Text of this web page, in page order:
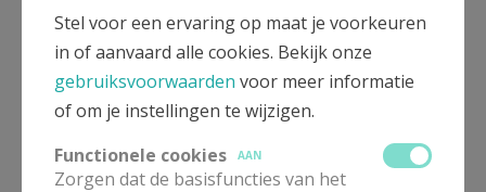
een huis voor één enkele tulpenbol!
Als bezoeker betreedt je de tuin vanuit de
vernieuwde toegang tot het Rubenshuis via Hopland
vierhonderd jaar eerder deden. Het dompelt je
Stel voor een ervaring op maat je voorkeuren
in of aanvaard alle cookies. Bekijk onze
gebruiksvoorwaarden voor meer informatie
of om je instellingen te wijzigen.
Functionele cookies
AAN
Zorgen dat de basisfuncties van het